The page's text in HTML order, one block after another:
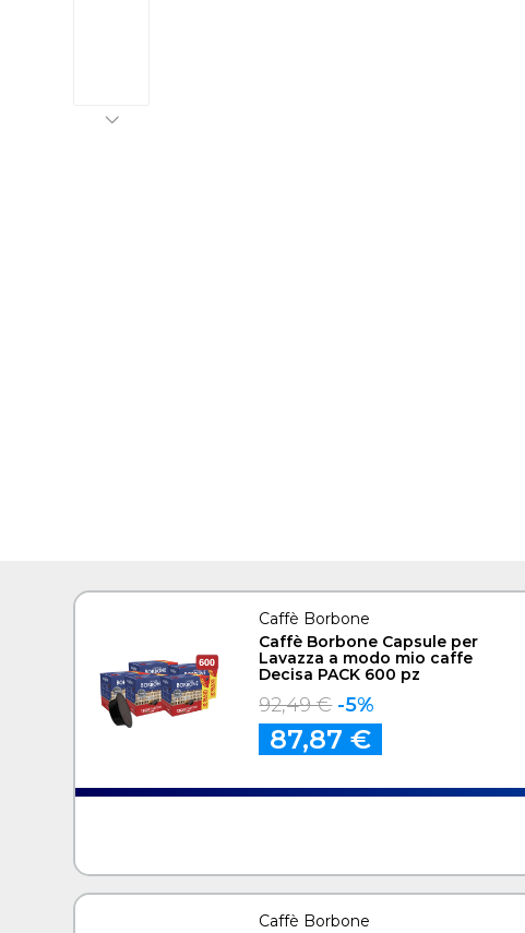
Caffè Borbone
Caffè Borbone Capsule per
Lavazza a modo mio caffe
Decisa PACK 600 pz
92,49 € -5%
87,87 €
Caffè Borbone